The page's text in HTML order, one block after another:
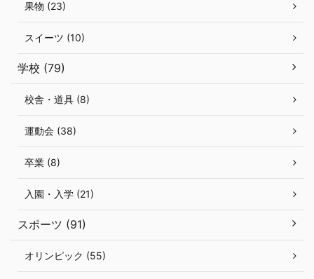
果物 (23)
スイーツ (10)
学校 (79)
校舎・道具 (8)
運動会 (38)
卒業 (8)
入園・入学 (21)
スポーツ (91)
オリンピック (55)